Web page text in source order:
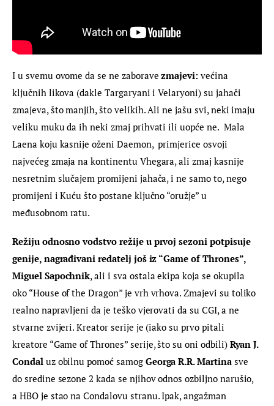
I u svemu ovome da se ne zaborave zmajevi: većina
ključnih likova (dakle Targaryani i Velaryoni) su jahači
zmajeva, što manjih, što velikih. Ali ne jašu svi, neki imaju
veliku muku da ih neki zmaj prihvati ili uopće ne.  Mala
Laena koju kasnije oženi Daemon,  primjerice osvoji
najvećeg zmaja na kontinentu Vhegara, ali zmaj kasnije
nesretnim slučajem promijeni jahača, i ne samo to, nego
promijeni i Kuću što postane ključno “oružje” u
međusobnom ratu.
Režiju odnosno vodstvo režije u prvoj sezoni potpisuje
genije, nagrađivani redatelj još iz “Game of Thrones”,
Miguel Sapochnik, ali i sva ostala ekipa koja se okupila
oko “House of the Dragon” je vrh vrhova. Zmajevi su toliko
realno napravljeni da je teško vjerovati da su CGI, a ne
stvarne zvijeri. Kreator serije je (iako su prvo pitali
kreatore “Game of Thrones” serije, što su oni odbili) Ryan J.
Condal uz obilnu pomoć samog Georga R.R. Martina sve
do sredine sezone 2 kada se njihov odnos ozbiljno narušio,
a HBO je stao na Condalovu stranu. Ipak, angažman